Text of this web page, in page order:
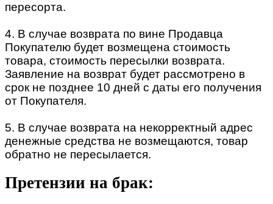
пересорта.
4. В случае возврата по вине Продавца
Покупателю будет возмещена стоимость
товара, стоимость пересылки возврата.
Заявление на возврат будет рассмотрено в
срок не позднее 10 дней с даты его получения
от Покупателя.
5. В случае возврата на некорректный адрес
денежные средства не возмещаются, товар
обратно не пересылается.
Претензии на брак: